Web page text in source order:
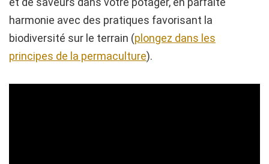
harmonie avec des pratiques favorisant la
biodiversité sur le terrain (plongez dans les
principes de la permaculture).